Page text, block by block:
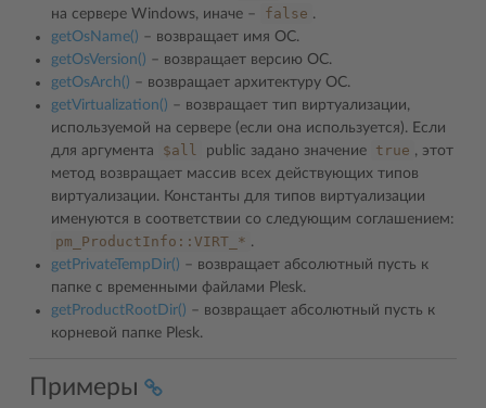
на сервере Windows, иначе –
false .
getOsName() – возвращает имя ОС.
getOsVersion() – возвращает версию ОС.
getOsArch() – возвращает архитектуру ОС.
getVirtualization() – возвращает тип виртуализации,
используемой на сервере (если она используется). Если
для аргумента
$all public задано значение true , этот
метод возвращает массив всех действующих типов
виртуализации. Константы для типов виртуализации
именуются в соответствии со следующим соглашением:
pm_ProductInfo::VIRT_* .
getPrivateTempDir() – возвращает абсолютный пусть к
папке с временными файлами Plesk.
getProductRootDir() – возвращает абсолютный пусть к
корневой папке Plesk.
Примеры